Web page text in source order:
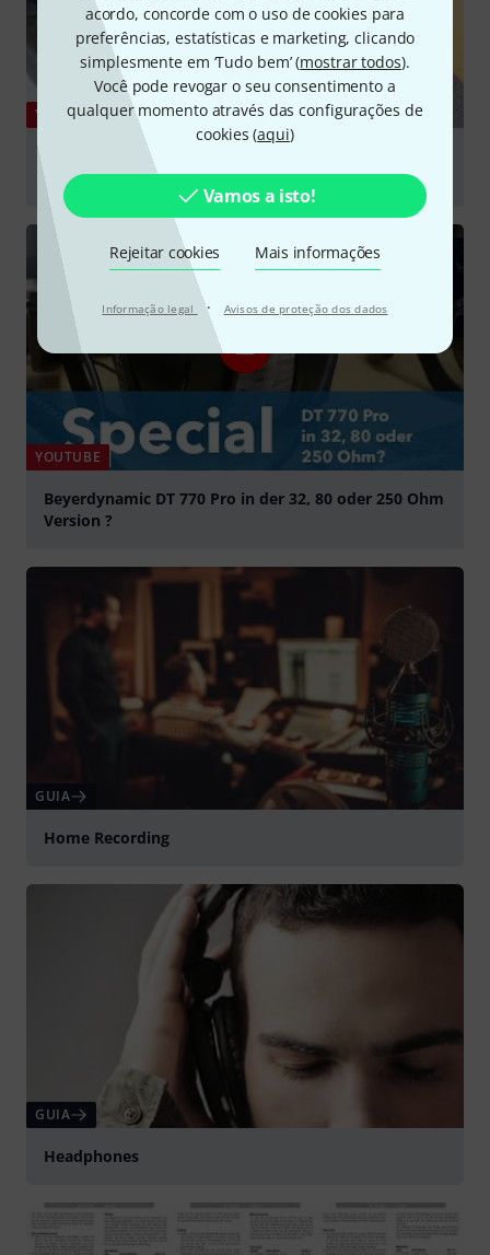
acordo, concorde com o uso de cookies para
preferências, estatísticas e marketing, clicando
simplesmente em ‘Tudo bem’ (mostrar todos).
Você pode revogar o seu consentimento a
qualquer momento através das configurações de
cookies (aqui)
Vamos a isto!
Rejeitar cookies Mais informações
Informação legal · Avisos de proteção dos dados
YOUTUBE
Best Headphones in the World (32 ohm vs 80 ohm vs
250 ohm Headphones)
YOUTUBE
Beyerdynamic DT 770 Pro in der 32, 80 oder 250 Ohm
Version ?
GUIA
Home Recording
GUIA
Headphones